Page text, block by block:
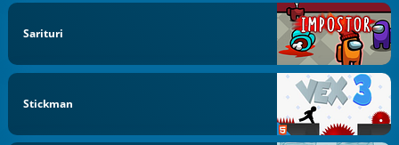
Sarituri
Stickman